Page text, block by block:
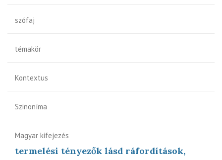
szófaj
témakör
Kontextus
Szinoníma
Magyar kifejezés
termelési tényezők lásd ráfordítások,